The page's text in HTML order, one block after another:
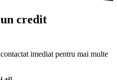
credit
imediat pentru mai multe